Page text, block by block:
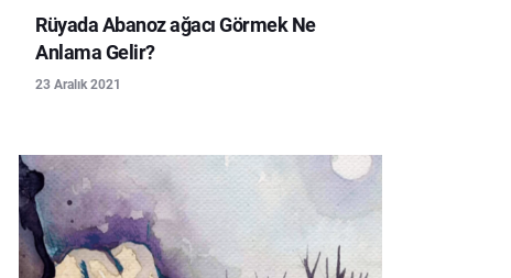
Rüyada Abanoz ağacı Görmek Ne
Anlama Gelir?
23 Aralık 2021